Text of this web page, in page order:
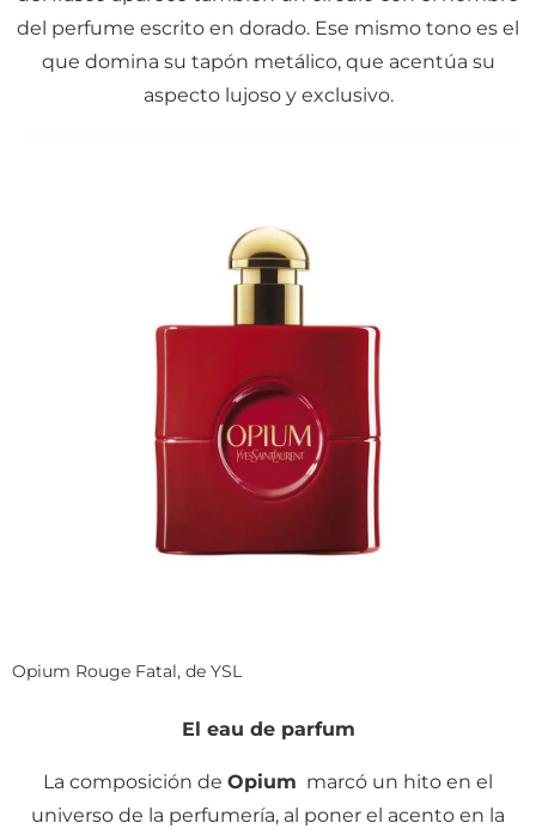
del perfume escrito en dorado. Ese mismo tono es el
que domina su tapón metálico, que acentúa su
aspecto lujoso y exclusivo.
Opium Rouge Fatal, de YSL
El eau de parfum
La composición de Opium marcó un hito en el
universo de la perfumería, al poner el acento en la